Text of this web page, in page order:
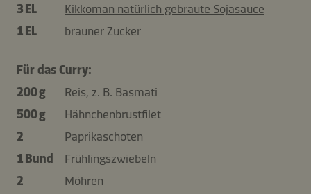
3 EL
Kikkoman natürlich gebraute Sojasauce
1 EL
brauner Zucker
Für das Curry:
200 g
Reis, z. B. Basmati
500 g
Hähnchenbrustfilet
2
Paprikaschoten
1 Bund
Frühlingszwiebeln
2
Möhren